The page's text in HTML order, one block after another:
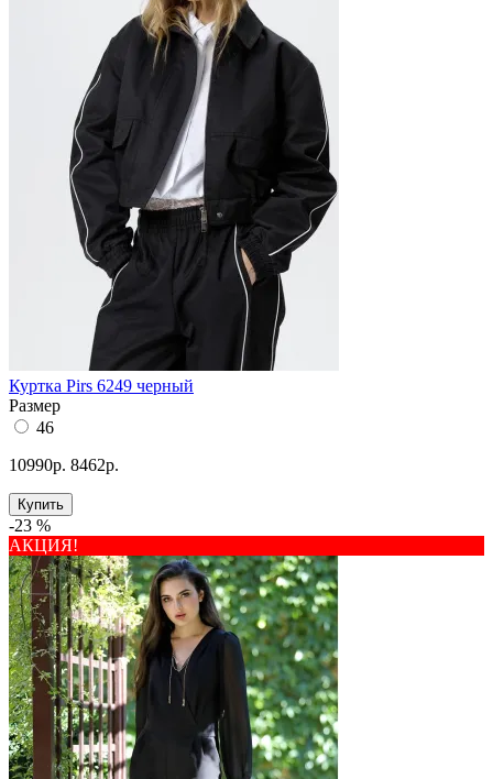
Куртка Pirs 6249 черный
Размер
46
10990р. 8462р.
Купить
-23 %
АКЦИЯ!